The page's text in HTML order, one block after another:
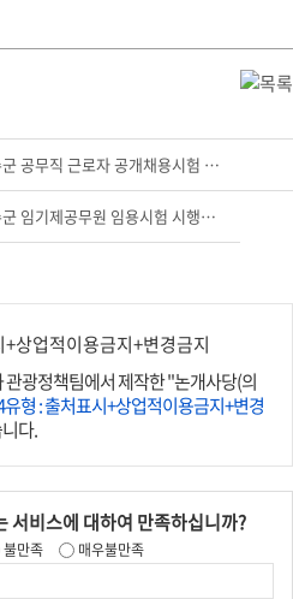
2025년 제2회 장수군 공무직 근로자 공개채용시험 서류전형 합격자 발표 및 면접시험 일정 안내 공고
2026년 제1회 장수군 임기제공무원 임용시험 시행계획 공고
광정책팀에서 제작한 "논개사당(의
형 : 출처표시+상업적이용금지+변경
다.
서비스에 대하여 만족하십니까?
불만족 매우불만족